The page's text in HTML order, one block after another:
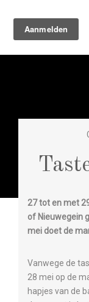
27 tot en met
of Nieuwegein
mei doet de
Vanwege de
28 mei op de
hapjes van de